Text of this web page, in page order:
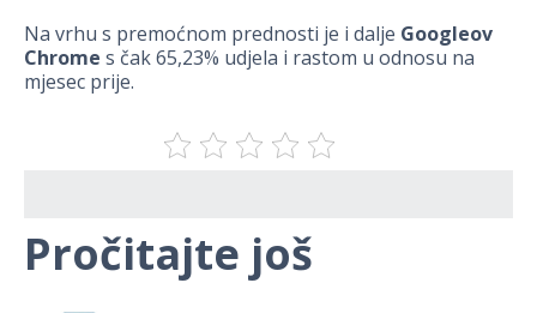
Na vrhu s premoćnom prednosti je i dalje Googleov
Chrome s čak 65,23% udjela i rastom u odnosu na
mjesec prije.
Pročitajte još